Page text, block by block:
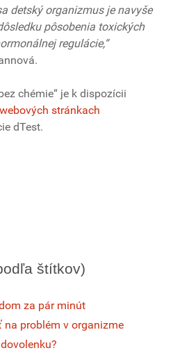
detský organizmus je navyše
pôsobenia toxických
regulácie,“
chémie“ je k dispozícii
webových stránkach
dTest.
štítkov)
za pár minút
na problém v organizme